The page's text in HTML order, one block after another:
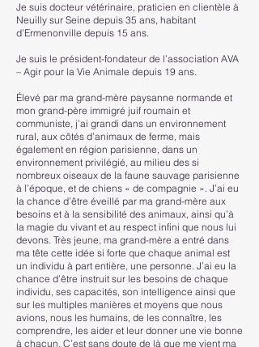
Je suis docteur vétérinaire, praticien en clientèle à
Neuilly sur Seine depuis 35 ans, habitant
d’Ermenonville depuis 15 ans.
Je suis le président-fondateur de l’association AVA
– Agir pour la Vie Animale depuis 19 ans.
Élevé par ma grand-mère paysanne normande et
mon grand-père immigré juif roumain et
communiste, j’ai grandi dans un environnement
rural, aux côtés d’animaux de ferme, mais
également en région parisienne, dans un
environnement privilégié, au milieu des si
nombreux oiseaux de la faune sauvage parisienne
à l’époque, et de chiens « de compagnie ». J’ai eu
la chance d’être éveillé par ma grand-mère aux
besoins et à la sensibilité des animaux, ainsi qu’à
la magie du vivant et au respect infini que nous lui
devons. Très jeune, ma grand-mère a entré dans
ma tête cette idée si forte que chaque animal est
un individu à part entière, une personne. J’ai eu la
chance d’être instruit sur les besoins de chaque
individu, ses capacités, son intelligence ainsi que
sur les multiples manières et moyens que nous
avions, nous les humains, de les connaître, les
comprendre, les aider et leur donner une vie bonne
à chacun. C’est sans doute de là que me vient ma